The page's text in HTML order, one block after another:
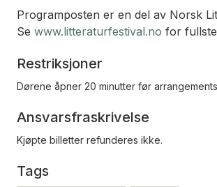
Programposten er en del av Norsk
Se www.litteraturfestival.no for
Restriksjoner
Dørene åpner 20 minutter før
Ansvarsfraskrivelse
Kjøpte billetter refunderes ikke.
Tags